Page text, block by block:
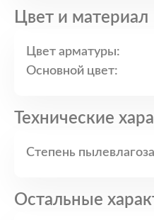
Цвет и материал
Цвет арматуры:
Основной цвет:
Технические
Степень
Остальные